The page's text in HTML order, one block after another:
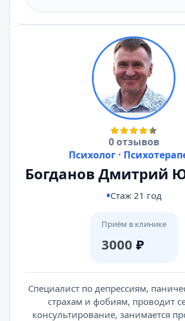
0 отзывов
Психолог ·
Богданов Дмитрий
Стаж 21 год
Приём в клинике
3000 ₽
Специалист по депрессиям,
страхам и фобиям, проводит
консультирование, занимается